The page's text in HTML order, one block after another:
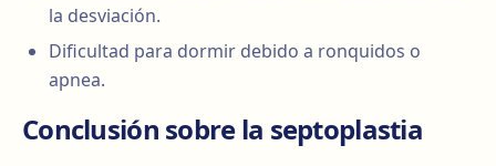
la desviación.
Dificultad para dormir debido a ronquidos o
apnea.
Conclusión sobre la septoplastia